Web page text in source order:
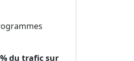
du trafic sur